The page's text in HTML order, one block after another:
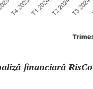
financiară RisCo